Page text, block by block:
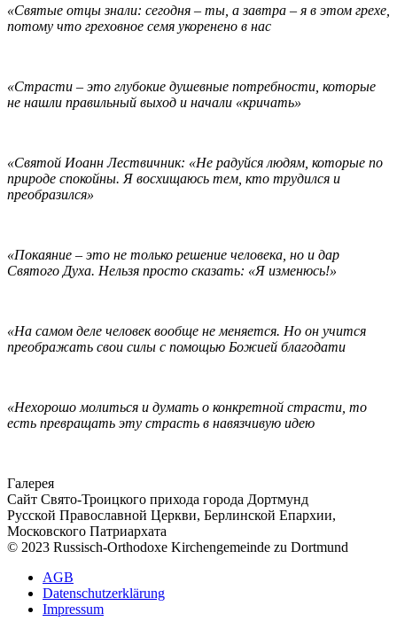
«Святые отцы знали: сегодня – ты, а завтра –я в этом грехе,
потому что греховное семя укоренено в нас
«Страсти – это глубокие душевные потребности, которые
не нашли правильный выход и начали «кричать»
«Святой Иоанн Лествичник: «Не радуйся людям, которые по
природе спокойны. Я восхищаюсь тем, кто трудился и
преобразился»
«Покаяние – это не только решение человека, но и дар
Святого Духа. Нельзя просто сказать: «Я изменюсь!»
«На самом деле человек вообще не меняется. Но он учится
преображать свои силы с помощью Божией благодати
«Нехорошо молиться и думать о конкретной страсти, то
есть превращать эту страсть в навязчивую идею
Галерея
Сайт Свято-Троицкого прихода города Дортмунд
Русской Православной Церкви, Берлинской Епархии,
Московского Патриархата
© 2023 Russisch-Orthodoxe Kirchengemeinde zu Dortmund
АGB
Datenschutzerklärung
Impressum